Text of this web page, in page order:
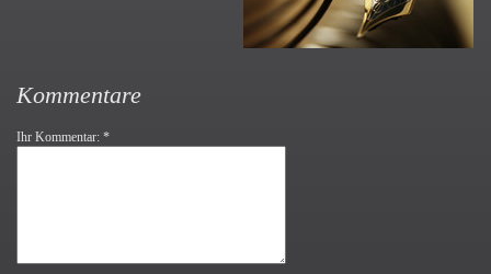
Kommentare
Ihr Kommentar: *